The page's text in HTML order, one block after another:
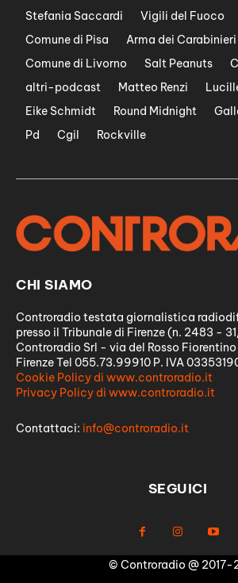
Stefania Saccardi
Vigili del Fuoco
Comune di Pisa
Arma dei Carabinieri
Comune di Livorno
Salt Peanuts
altri-podcast
Matteo Renzi
Eike Schmidt
Round Midnight
Pd
Cgil Rockville
CHI SIAMO
Controradio testata giornalistica
presso il Tribunale di Firenze (n. 2483 -
Controradio Srl - via del Rosso
Firenze Tel 055.73.99910 P. IVA
Cookie Policy di www.controradio.it
Privacy Policy di www.controradio.it
Contattaci: info@controradio.it
SEGUICI
© Controradio @ 2017-